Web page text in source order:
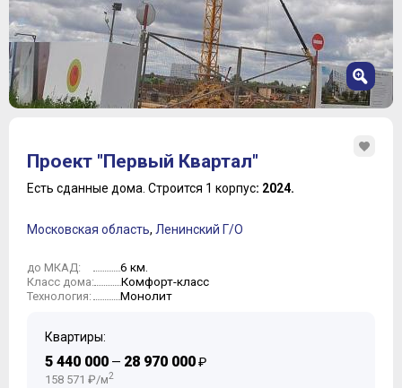
3
4
6
Проект "Первый Квартал"
Есть сданные дома. Строится 1 корпус: 2024.
Московская область, Ленинский Г/О
до МКАД: 6 км.
Класс дома: Комфорт-класс
Технология: Монолит
Квартиры:
5 440 000 — 28 970 000₽
158 571 ₽/м2